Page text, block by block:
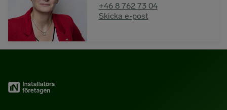
+46 8 762 73 04
Skicka e-post